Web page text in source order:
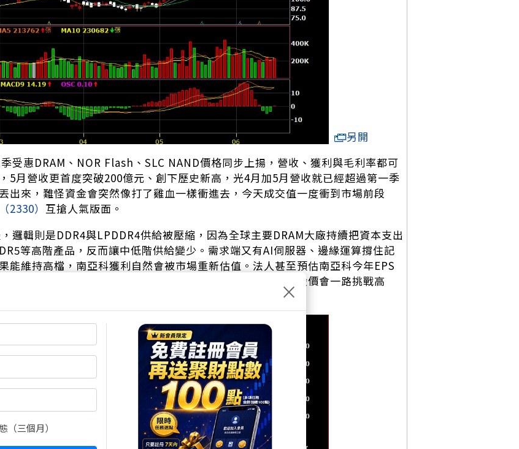
另開
受惠DRAM、NOR Flash、SLC NAND價格同步上揚，營收、獲利與毛利率都可
5月營收更首度突破200億元、創下歷史新高，光4月加5月營收就已經超過第一季
出來，難怪資金會突然像打了雞血一樣衝進去，今天成交值一度衝到市場前段
（2330） 互搶人氣版面。
邏輯則是DDR4與LPDDR4供給被壓縮，因為全球主要DRAM大廠持續把資本支出
等高階產品，反而讓中低階供給變少。需求端又有AI伺服器、邊緣運算撐住記
能維持高檔，南亞科獲利自然會被市場重新估值。法人甚至預估南亞科今年EPS
機會進一步到65.62元，這種數字看起來真的很香，也難怪股價會一路挑戰高
×
（三個月）